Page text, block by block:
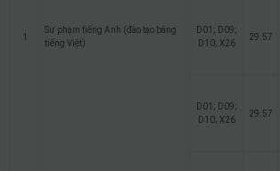
1
Sư phạm tiếng Anh (đào tạo bằng
tiếng Việt)
D01; D09;
D10; X26
29.57
D01; D09;
D10; X26
29.57